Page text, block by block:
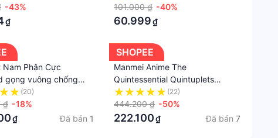
#bac925 #vongtaynubac #vongtaybacnugiare
-43%
₫
kích cỡ 5mm màu trắng
PTLTNA85
101.000 ₫ -40%
60.999₫
Nam Phân Cực
gọng vuông chống
lóa đi xe đi phượt
(20)
₫ -18%
₫ Đã bán 1
SHOPEE
Manmei Anime The
Quintessential Quintuplets
Nakano Miku Cosplay Wig 58cm
Dark Pink Long Wig Heat
Resistant Synthetic Hair
(22)
444.200 ₫ -50%
222.100₫ Đã bán 7